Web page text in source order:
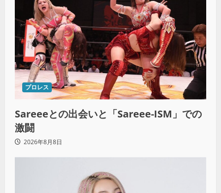
プロレス
Sareeeとの出会いと「Sareee-ISM」での
激闘
2026年8月8日